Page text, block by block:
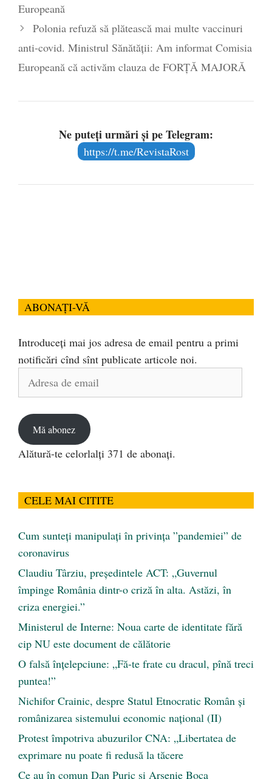
Europeană
Polonia refuză să plătească mai multe vaccinuri
anti-covid. Ministrul Sănătății: Am informat Comisia
Europeană că activăm clauza de FORȚĂ MAJORĂ
Ne puteți urmări și pe Telegram:
https://t.me/RevistaRost
ABONAȚI-VĂ
Introduceți mai jos adresa de email pentru a primi
notificări cînd sînt publicate articole noi.
Adresa
Mă abonez
Alătură-te celorlalți 371 de abonați.
CELE MAI CITITE
Cum sunteți manipulați în privința ”pandemiei” de
coronavirus
Claudiu Târziu, președintele ACT: „Guvernul
împinge România dintr-o criză în alta. Astăzi, în
criza energiei.”
Ministerul de Interne: Noua carte de identitate fără
cip NU este document de călătorie
O falsă înțelepciune: „Fă-te frate cu dracul, pînă treci
puntea!”
Nichifor Crainic, despre Statul Etnocratic Român şi
românizarea sistemului economic naţional (II)
Protest împotriva abuzurilor CNA: „Libertatea de
exprimare nu poate fi redusă la tăcere
Ce au în comun Dan Puric şi Arsenie Boca